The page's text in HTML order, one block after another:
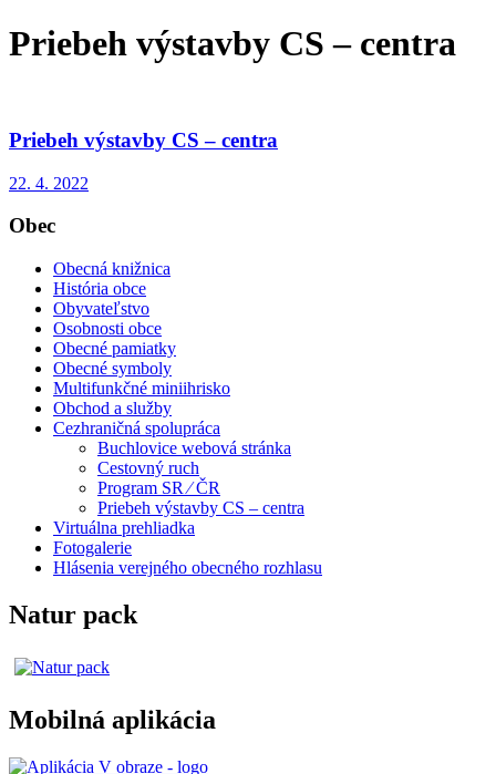
Priebeh výstavby CS – centra
Priebeh výstavby CS – centra
22. 4. 2022
Obec
Obecná knižnica
História obce
Obyvateľstvo
Osobnosti obce
Obecné pamiatky
Obecné symboly
Multifunkčné miniihrisko
Obchod a služby
Cezhraničná spolupráca
Buchlovice webová stránka
Cestovný ruch
Program SR ⁄ ČR
Priebeh výstavby CS – centra
Virtuálna prehliadka
Fotogalerie
Hlásenia verejného obecného rozhlasu
Natur pack
Mobilná aplikácia